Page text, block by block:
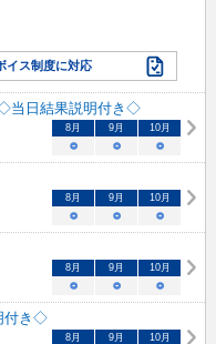
イス制度に対応
当日結果説明付き◇
8 月 9 月 10月
○ ○ ○
8 月 9 月 10月
○ ○ ○
8 月 9 月 10月
○ ○ ○
付き◇
8 月 9 月 10月